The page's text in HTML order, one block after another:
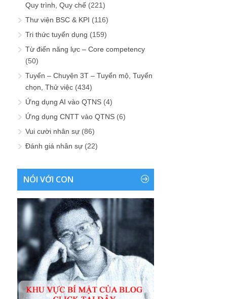
Quy trình, Quy chế (221)
Thư viện BSC & KPI (116)
Tri thức tuyển dụng (159)
Từ điển năng lực – Core competency
(50)
Tuyển – Chuyện 3T – Tuyển mộ, Tuyển
chọn, Thử việc (434)
Ứng dụng AI vào QTNS (4)
Ứng dụng CNTT vào QTNS (6)
Vui cười nhân sự (86)
Đánh giá nhân sự (22)
NÓI VỚI CON